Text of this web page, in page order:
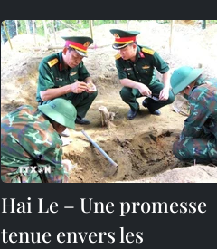
Hai Le – Une promesse
tenue envers les